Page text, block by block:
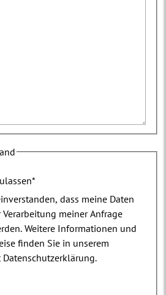
*
dass meine Daten
Verarbeitung meiner Anfrage
Weitere Informationen und
finden Sie in unserem